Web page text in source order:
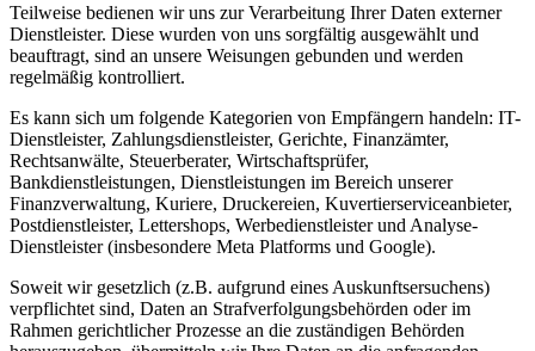
Teilweise bedienen wir uns zur Verarbeitung Ihrer Daten externer
Dienstleister. Diese wurden von uns sorgfältig ausgewählt und
beauftragt, sind an unsere Weisungen gebunden und werden
regelmäßig kontrolliert.
Es kann sich um folgende Kategorien von Empfängern handeln: IT-
Dienstleister, Zahlungsdienstleister, Gerichte, Finanzämter,
Rechtsanwälte, Steuerberater, Wirtschaftsprüfer,
Bankdienstleistungen, Dienstleistungen im Bereich unserer
Finanzverwaltung, Kuriere, Druckereien, Kuvertierserviceanbieter,
Postdienstleister, Lettershops, Werbedienstleister und Analyse-
Dienstleister (insbesondere Meta Platforms und Google).
Soweit wir gesetzlich (z.B. aufgrund eines Auskunftsersuchens)
verpflichtet sind, Daten an Strafverfolgungsbehörden oder im
Rahmen gerichtlicher Prozesse an die zuständigen Behörden